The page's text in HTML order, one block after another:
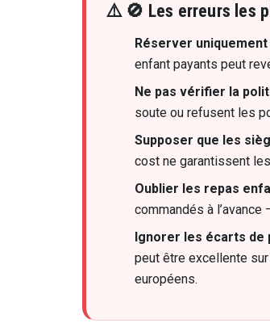
🚫 Les erreurs les
Réserver
enfant payants peut
Ne pas vérifier la
soute ou refusent les
Supposer que les
cost ne garantissent
Oublier les repas
commandés à l’avance
Ignorer les écarts
peut être excellente
européens.